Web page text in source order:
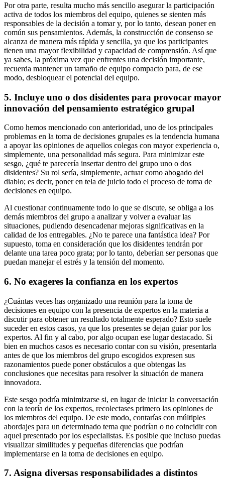
Por otra parte, resulta mucho más sencillo asegurar la participación
activa de todos los miembros del equipo, quienes se sienten más
responsables de la decisión a tomar y, por lo tanto, desean poner en
común sus pensamientos. Además, la construcción de consenso se
alcanza de manera más rápida y sencilla, ya que los participantes
tienen una mayor flexibilidad y capacidad de comprensión. Así que
ya sabes, la próxima vez que enfrentes una decisión importante,
recuerda mantener un tamaño de equipo compacto para, de ese
modo, desbloquear el potencial del equipo.
5. Incluye uno o dos disidentes para provocar mayor
innovación del pensamiento estratégico grupal
Como hemos mencionado con anterioridad, uno de los principales
problemas en la toma de decisiones grupales es la tendencia humana
a apoyar las opiniones de aquellos colegas con mayor experiencia o,
simplemente, una personalidad más segura. Para minimizar este
sesgo, ¿qué te parecería insertar dentro del grupo uno o dos
disidentes? Su rol sería, simplemente, actuar como abogado del
diablo; es decir, poner en tela de juicio todo el proceso de toma de
decisiones en equipo.
Al cuestionar continuamente todo lo que se discute, se obliga a los
demás miembros del grupo a analizar y volver a evaluar las
situaciones, pudiendo desencadenar mejoras significativas en la
calidad de los entregables. ¿No te parece una fantástica idea? Por
supuesto, toma en consideración que los disidentes tendrán por
delante una tarea poco grata; por lo tanto, deberían ser personas que
puedan manejar el estrés y la tensión del momento.
6. No exageres la confianza en los expertos
¿Cuántas veces has organizado una reunión para la toma de
decisiones en equipo con la presencia de expertos en la materia a
discutir para obtener un resultado totalmente esperado? Esto suele
suceder en estos casos, ya que los presentes se dejan guiar por los
expertos. Al fin y al cabo, por algo ocupan ese lugar destacado. Si
bien en muchos casos es necesario contar con su visión, presentarla
antes de que los miembros del grupo escogidos expresen sus
razonamientos puede poner obstáculos a que obtengas las
conclusiones que necesitas para resolver la situación de manera
innovadora.
Este sesgo podría minimizarse si, en lugar de iniciar la conversación
con la teoría de los expertos, recolectases primero las opiniones de
los miembros del equipo. De este modo, contarías con múltiples
abordajes para un determinado tema que podrían o no coincidir con
aquel presentado por los especialistas. Es posible que incluso puedas
visualizar similitudes y pequeñas diferencias que podrían
implementarse en la toma de decisiones en equipo.
7. Asigna diversas responsabilidades a distintos